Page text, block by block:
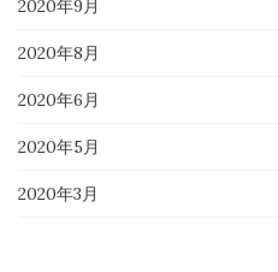
2020年9月
2020年8月
2020年6月
2020年5月
2020年3月